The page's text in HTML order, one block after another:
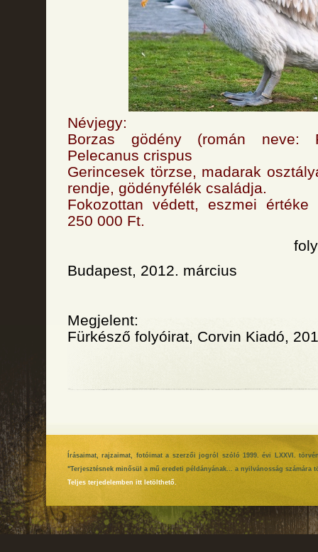
Névjegy:
Borzas gödény (román neve:
Pelecanus crispus
Gerincesek törzse, madarak
rendje, gödényfélék családja.
Fokozottan védett, eszmei értéke
250 000 Ft.
Budapest, 2012. március
Megjelent:
Fürkésző folyóirat, Corvin Kiadó,
Írásaimat, rajzaimat, fotóimat a szerzői jogról szóló 1999. évi LXXVI.
"Terjesztésnek minősül a mű eredeti példányának... a nyilvánosság
Teljes terjedelemben itt letölthető.